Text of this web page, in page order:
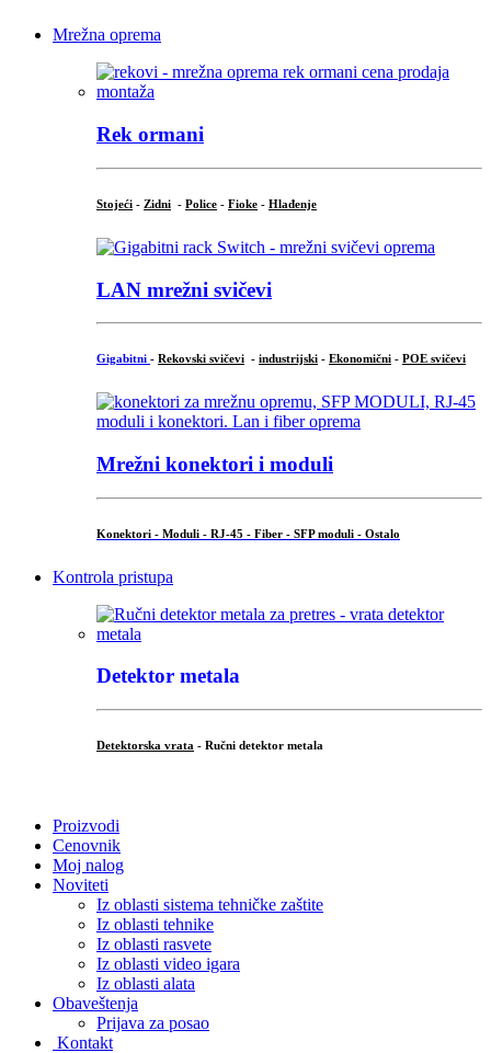
Mrežna oprema
Rek ormani
Stojeći - Zidni - Police - Fioke - Hlađenje
LAN mrežni svičevi
Gigabitni - Rekovski svičevi - industrijski - Ekonomični - POE svičevi
Mrežni konektori i moduli
Konektori - Moduli - RJ-45 - Fiber - SFP moduli - Ostalo
Kontrola pristupa
Detektor metala
Detektorska vrata - Ručni detektor metala
Proizvodi
Cenovnik
Moj nalog
Noviteti
Iz oblasti sistema tehničke zaštite
Iz oblasti tehnike
Iz oblasti rasvete
Iz oblasti video igara
Iz oblasti alata
Obaveštenja
Prijava za posao
Kontakt